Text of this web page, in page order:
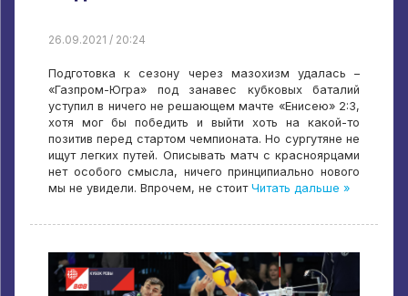
26.09.2021 / 20:24
Подготовка к сезону через мазохизм удалась –
«Газпром-Югра» под занавес кубковых баталий
уступил в ничего не решающем мачте «Енисею» 2:3,
хотя мог бы победить и выйти хоть на какой-то
позитив перед стартом чемпионата. Но сургутяне не
ищут легких путей. Описывать матч с красноярцами
нет особого смысла, ничего принципиально нового
мы не увидели. Впрочем, не стоитЧитать дальше »